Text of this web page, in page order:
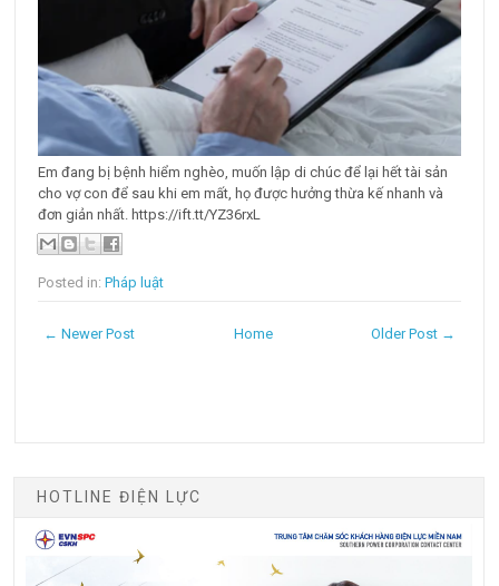
Em đang bị bệnh hiểm nghèo, muốn lập di chúc để lại hết tài sản
cho vợ con để sau khi em mất, họ được hưởng thừa kế nhanh và
đơn giản nhất. https://ift.tt/YZ36rxL
Posted in:Pháp luật
← Newer Post Older Post →
Home
HOTLINE ĐIỆN LỰC